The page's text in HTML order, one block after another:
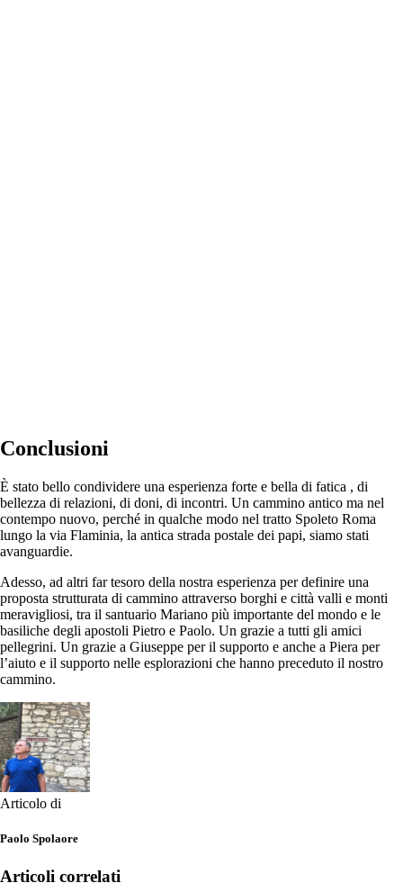
Conclusioni
È stato bello condividere una esperienza forte e bella di fatica , di
bellezza di relazioni, di doni, di incontri. Un cammino antico ma nel
contempo nuovo, perché in qualche modo nel tratto Spoleto Roma
lungo la via Flaminia, la antica strada postale dei papi, siamo stati
avanguardie.
Adesso, ad altri far tesoro della nostra esperienza per definire una
proposta strutturata di cammino attraverso borghi e città valli e monti
meravigliosi, tra il santuario Mariano più importante del mondo e le
basiliche degli apostoli Pietro e Paolo. Un grazie a tutti gli amici
pellegrini. Un grazie a Giuseppe per il supporto e anche a Piera per
l’aiuto e il supporto nelle esplorazioni che hanno preceduto il nostro
cammino.
Articolo di
Paolo Spolaore
Articoli correlati